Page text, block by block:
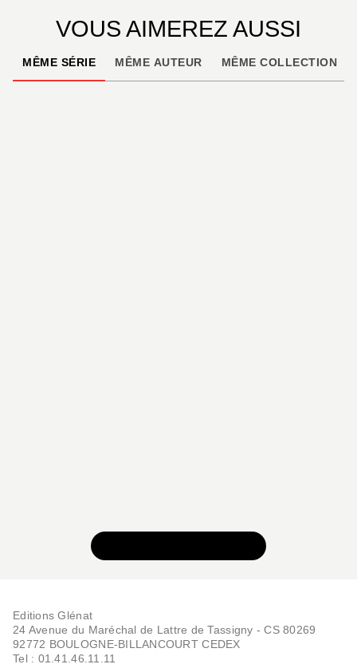
VOUS AIMEREZ AUSSI
MÊME SÉRIE MÊME AUTEUR MÊME COLLECTION
Editions Glénat
24 Avenue du Maréchal de Lattre de Tassigny - CS 80269
92772 BOULOGNE-BILLANCOURT CEDEX
Tel : 01.41.46.11.11